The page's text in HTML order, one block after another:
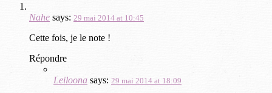
Nahe says: 29 mai 2014 at 10:45
Cette fois, je le note !
Répondre
Leiloona says: 29 mai 2014 at 18:09